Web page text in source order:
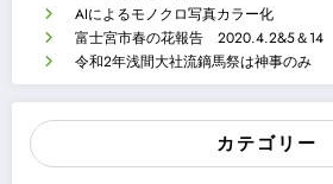
AIによるモノクロ写真カラー化
富士宮市春の花報告 2020.4.2&5＆14
令和2年浅間大社流鏑馬祭は神事のみ
カテゴリー